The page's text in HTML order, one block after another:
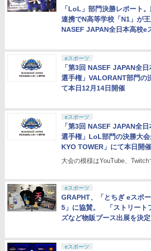
「LoL」部門決勝レポート
連携でN高等学校「N1」が
NASEF JAPAN全日本高校e
eスポーツ
「第3回 NASEF JAPAN全
選手権」VALORANT部門の
て本日12月14日開催
eスポーツ
「第3回 NASEF JAPAN全
選手権」LoL部門の決勝大
KYO TOWER」にて本日開催
大会の模様はYouTube、Twitch
eスポーツ
GRAPHT、「とちぎ eスポ
5」に協賛。 「ストリート
ズなど物販ブース出展を決定
eスポーツ